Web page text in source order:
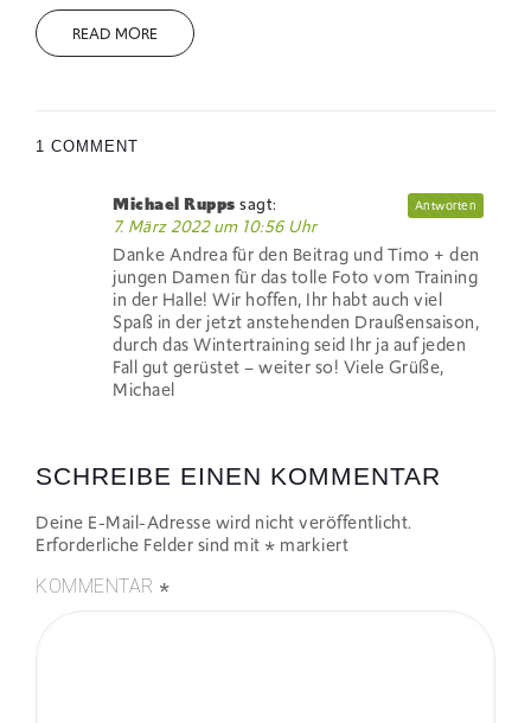
READ MORE
1 COMMENT
Michael Rupps sagt:
7. März 2022 um 10:56 Uhr
Danke Andrea für den Beitrag und Timo + den
jungen Damen für das tolle Foto vom Training
in der Halle! Wir hoffen, Ihr habt auch viel
Spaß in der jetzt anstehenden Draußensaison,
durch das Wintertraining seid Ihr ja auf jeden
Fall gut gerüstet – weiter so! Viele Grüße,
Michael
Antworten
SCHREIBE EINEN KOMMENTAR
Deine E-Mail-Adresse wird nicht veröffentlicht.
Erforderliche Felder sind mit * markiert
KOMMENTAR *